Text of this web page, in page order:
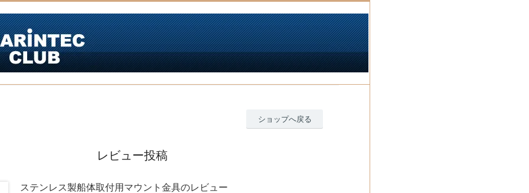
ショップへ戻る
レビュー投稿
ステンレス製船体取付用マウント金具のレビュー